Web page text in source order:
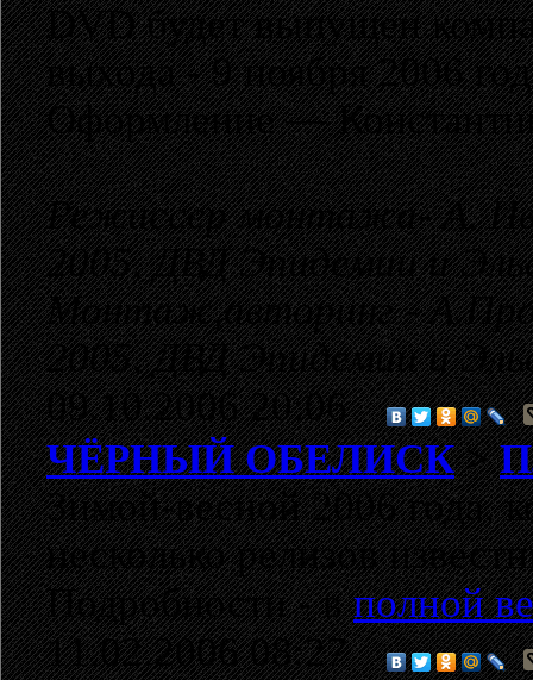
DVD будет выпущен
выхода - 9 ноября 2006
Оформление —
Режиссер монтажа- А.
2005, ДВД Эпидемии и
Монтаж,авторинг -
2005, ДВД Эпидемии и
09.10.2006 20:06
ЧЁРНЫЙ ОБЕЛИСК>
Зимой-весной 2006 года,
несколько релизов
Подробности - вполной
11.02.2006 08:27